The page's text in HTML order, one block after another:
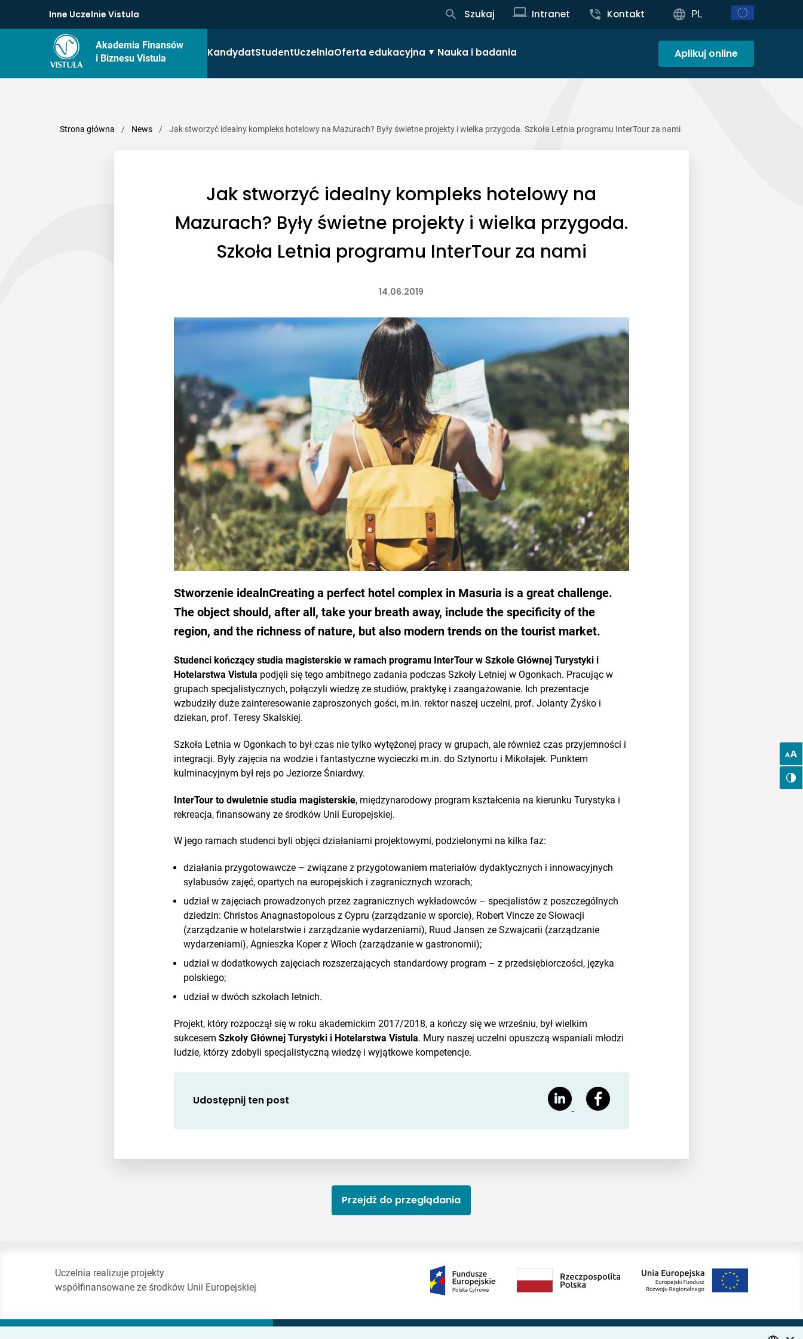
Inne Uczelnie Vistula Szukaj Intranet Kontakt PL
Akademia Finansów
i Biznesu Vistula
KandydatStudentUczelniaOferta edukacyjna Nauka i badania Aplikuj online
Strona główna / News / Jak stworzyć idealny kompleks hotelowy na Mazurach? Były świetne projekty i wielka przygoda. Szkoła Letnia programu InterTour za nami
Jak stworzyć idealny kompleks hotelowy na
Mazurach? Były świetne projekty i wielka przygoda.
Szkoła Letnia programu InterTour za nami
14.06.2019
Stworzenie idealnCreating a perfect hotel complex in Masuria is a great challenge.
The object should, after all, take your breath away, include the specificity of the
region, and the richness of nature, but also modern trends on the tourist market.
Studenci kończący studia magisterskie w ramach programu InterTour w Szkole Głównej Turystyki i
Hotelarstwa Vistula podjęli się tego ambitnego zadania podczas Szkoły Letniej w Ogonkach. Pracując w
grupach specjalistycznych, połączyli wiedzę ze studiów, praktykę i zaangażowanie. Ich prezentacje
wzbudziły duże zainteresowanie zaproszonych gości, m.in. rektor naszej uczelni, prof. Jolanty Żyśko i
dziekan, prof. Teresy Skalskiej.
Szkoła Letnia w Ogonkach to był czas nie tylko wytężonej pracy w grupach, ale również czas przyjemności i
integracji. Były zajęcia na wodzie i fantastyczne wycieczki m.in. do Sztynortu i Mikołajek. Punktem
kulminacyjnym był rejs po Jeziorze Śniardwy.
InterTour to dwuletnie studia magisterskie, międzynarodowy program kształcenia na kierunku Turystyka i
rekreacja, finansowany ze środków Unii Europejskiej.
W jego ramach studenci byli objęci działaniami projektowymi, podzielonymi na kilka faz:
działania przygotowawcze – związane z przygotowaniem materiałów dydaktycznych i innowacyjnych
sylabusów zajęć, opartych na europejskich i zagranicznych wzorach;
udział w zajęciach prowadzonych przez zagranicznych wykładowców – specjalistów z poszczególnych
dziedzin: Christos Anagnastopolous z Cypru (zarządzanie w sporcie), Robert Vincze ze Słowacji
(zarządzanie w hotelarstwie i zarządzanie wydarzeniami), Ruud Jansen ze Szwajcarii (zarządzanie
wydarzeniami), Agnieszka Koper z Włoch (zarządzanie w gastronomii);
udział w dodatkowych zajęciach rozszerzających standardowy program – z przedsiębiorczości, języka
polskiego;
udział w dwóch szkołach letnich.
Projekt, który rozpoczął się w roku akademickim 2017/2018, a kończy się we wrześniu, był wielkim
sukcesemSzkoły Głównej Turystyki i Hotelarstwa Vistula. Mury naszej uczelni opuszczą wspaniali młodzi
ludzie, którzy zdobyli specjalistyczną wiedzę i wyjątkowe kompetencje.
Udostępnij ten post
Przejdź do przeglądania
Uczelnia realizuje projekty
współfinansowane ze środków Unii Europejskiej